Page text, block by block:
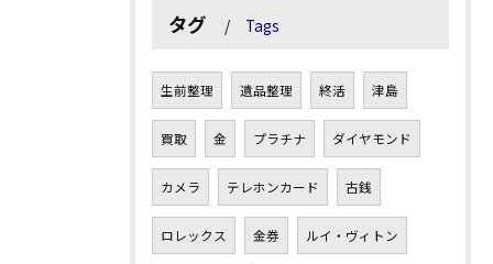
タグ Tags
生前整理 遺品整理 終活 津島
買取 金 プラチナ ダイヤモンド
カメラ テレホンカード 古銭
ロレックス 金券 ルイ・ヴィトン